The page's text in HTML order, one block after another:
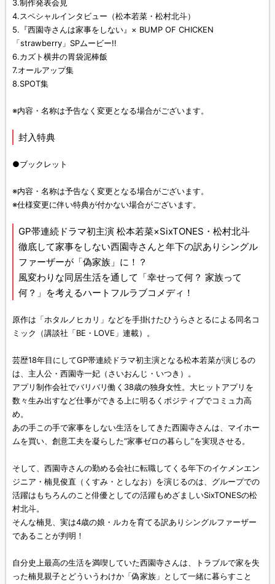
3.制作発表会見
4.スペシャルインタビュー（松本若菜・松村北斗）
5.『西園寺さんは家事をしない』× BUMP OF CHICKEN
「strawberry」SPムービー!!
6.カズト横井の胃袋泥棒飯
7.オールアップ集
8.SPOT集
※内容・名称は予告なく変更となる場合がございます。
封入特典
●ブックレット
※内容・名称は予告なく変更となる場合がございます。
※仕様変更に伴い特典が付かない場合がございます。
GP帯連続ドラマ初主演 松本若菜×SixTONES・松村北斗
徹底して家事をしない西園寺さんと年下の訳ありシングル
ファーザーが「偽家族」に！？
風変わりな同居生活を通して「幸せって何？ 家族って
何？」を考えるハートフルラブコメディ！
原作は「ホタルノヒカリ」などを手掛けたひうらさとるによる同名コ
ミック（講談社「BE・LOVE」連載）。
芸歴18年目にしてGP帯連続ドラマ初主演となる松本若菜が演じるの
は、主人公・西園寺一妃（さいおんじ・いつき）。
アプリ制作会社でバリバリ働く38歳の独身女性。大ヒットアプリを
数々生み出すなど仕事ができる上に明るくポジティブでコミュ力高
め。
あの手この手で家事をしない生活をしてきた西園寺さんは、マイホー
ムを買い、創意工夫を凝らした“家事ゼロの暮らし”を実現させる。
そして、西園寺さんの勤める会社に転職してくる年下のイケメンエン
ジニア・楠見俊直（くすみ・としなお）を演じるのは、グループでの
活躍はもちろんのこと俳優としての活躍もめざましいSixTONESの松
村北斗。
そんな楠見、実は4歳の娘・ルカを育てる訳ありシングルファーザー
であることが判明！
自分史上最高の生活を満喫していた西園寺さんは、トラブルで家を失
った楠見親子とどういうわけか「偽家族」として一緒に暮らすこと